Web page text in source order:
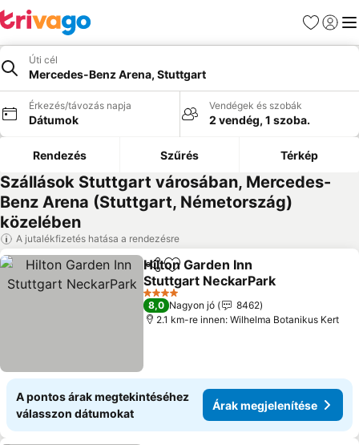
Kedvencek
Úti cél
Mercedes-Benz Arena, Stuttgart
Érkezés/távozás napja
Dátumok
Vendégek és szobák
2 vendég, 1 szoba.
Rendezés Szűrés Térkép
Szállások Stuttgart városában, Mercedes-
Benz Arena (Stuttgart, Németország)
közelében
A jutalékfizetés hatása a rendezésre
Megosztás
Hozzáadás a kedvencekhez
Hilton Garden Inn
Stuttgart NeckarPark
Árak megjelenítése
4 Kategória
8,0 Nagyon jó
8462
2.1 km-re innen: Wilhelma Botanikus Kert
A pontos árak megtekintéséhez
válasszon dátumokat
Árak megjelenítése